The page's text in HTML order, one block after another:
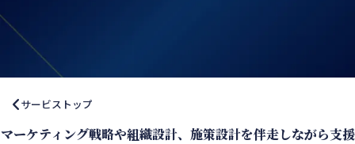
サービストップ
マーケティング戦略や組織設計、施策設計を伴走しながら支援